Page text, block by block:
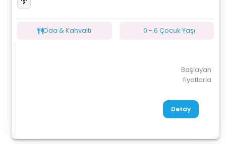
Oda & Kahvaltı 0 - 6 Çocuk Yaşı
Başlayan
fiyatlarla
Detay